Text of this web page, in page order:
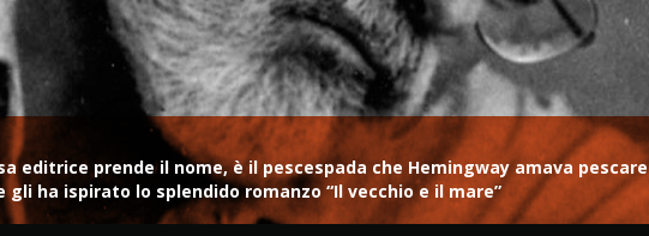
editrice prende il nome, è il pescespada che Hemingway amava pescare
gli ha ispirato lo splendido romanzo “Il vecchio e il mare”